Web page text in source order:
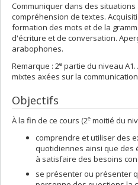
Communiquer dans des situations
compréhension de textes.
formation des mots et de la
d'écriture et de conversation.
arabophones.
Remarque : 2e partie du niveau
mixtes axées sur la
Objectifs
À la fin de ce cours (2e moitié du
comprendre et utiliser des
quotidiennes ainsi que des
à satisfaire des besoins
se présenter ou présenter